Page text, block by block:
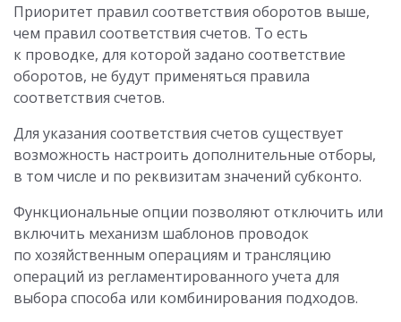
Приоритет правил соответствия оборотов выше,
чем правил соответствия счетов. То есть
к проводке, для которой задано соответствие
оборотов, не будут применяться правила
соответствия счетов.
Для указания соответствия счетов существует
возможность настроить дополнительные отборы,
в том числе и по реквизитам значений субконто.
Функциональные опции позволяют отключить или
включить механизм шаблонов проводок
по хозяйственным операциям и трансляцию
операций из регламентированного учета для
выбора способа или комбинирования подходов.